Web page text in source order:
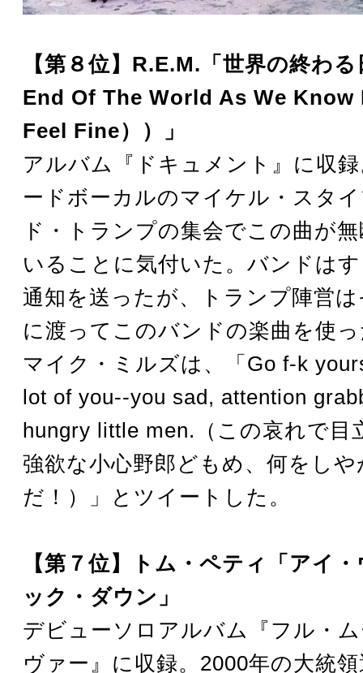
【第８位】R.E.M.「世界の終わ
End Of The World As We Know
Feel Fine））」
アルバム『ドキュメント』に収
ードボーカルのマイケル・スタ
ド・トランプの集会でこの曲が
いることに気付いた。バンドは
通知を送ったが、トランプ陣営
に渡ってこのバンドの楽曲を使
マイク・ミルズは、「Go f-k
lot of you--you sad, attention
hungry little men.（この哀れで目
強欲な小心野郎どもめ、何をしや
だ！）」とツイートした。
【第７位】トム・ペティ「アイ
ック・ダウン」
デビューソロアルバム『フル・
ヴァー』に収録。2000年の大統